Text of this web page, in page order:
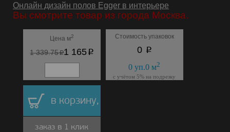
Онлайн дизайн полов Egger в интерьере
Вы смотрите товар из города Москва.
Цена м2
1 339.75p1 165p
Стоимость упаковок
0 p
0 уп.0 м2
с учётом 5% на подрезку
в корзину,
заказ в 1 клик